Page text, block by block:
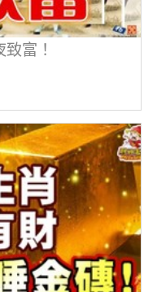
富！